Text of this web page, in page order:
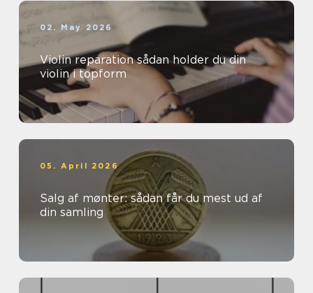
02. May 2026
Violin reparation sådan holder du din
violin i topform
05. April 2026
Salg af mønter: sådan får du mest ud af
din samling